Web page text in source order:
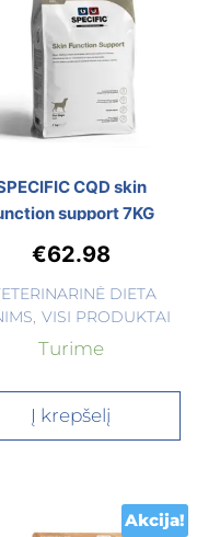
CQD skin
support 7KG
€62.98
DIETA
VISI PRODUKTAI
Turime
Į krepšelį
Akcija!